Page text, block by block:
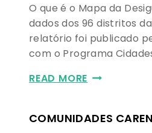
O que é o Mapa da
dados dos 96 distritos
relatório foi publicado
com o Programa
READ MORE
COMUNIDADES